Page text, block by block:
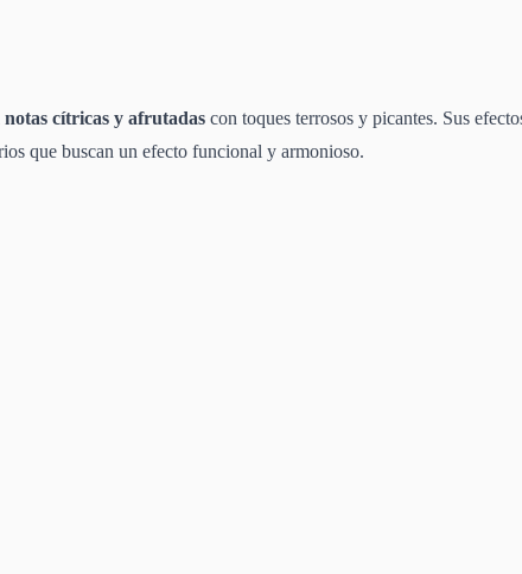
notas cítricas y afrutadas con toques terrosos y picantes. Sus
que buscan un efecto funcional y armonioso.